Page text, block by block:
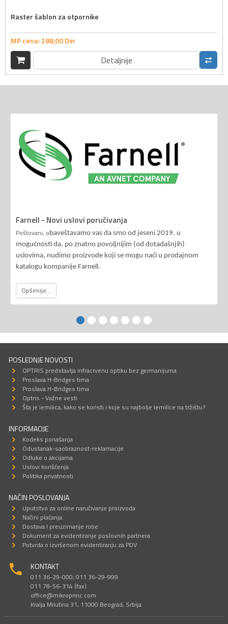
Raster šablon za otpornike
MP cena:288,00Din
Detaljnije
Farnell - Novi uslovi poručivanja
Poštovani, o baveštavamo vas da smo od jeseni 2019. u
mogućnosti da, po znatno povoljnijim (od dotadašnjih)
uslovima, nudimo proizvode koji se mogu naći u prodajnom
katalogu kompanije Farnell.
Opširnije...
POSLEDNJE NOVOSTI
OPTRIS predstavlja infracrvenu optiku bez germanijuma
Proslava H-Bridges tima
Proslava H-Bridges tima
Optris - Važne vesti
Šta je lemilica, kako se koristi i koje su najbolje lemilice na tržištu?
INFORMACIJE
Kodeks ponašanja
Odustanak-saobraznost-reklamacije
Odluke o akcijama
Uslovi korišćenja
Politika privatnosti
NAČIN POSLOVANJA
Uputstvo za online naručivanje proizvoda
Načini plaćanja
Dostava I preuzimanje robe
Dokument za evidentiranje poslovnih partnera
Potvrda o izvršenom evidentiranju za PDV
KONTAKT
011 36-29-000; 011 36-29-999
011 78-56-314 (fax)
office@mikroprinc.com
Kralja Milutina 31, 11000 Beograd, Srbija